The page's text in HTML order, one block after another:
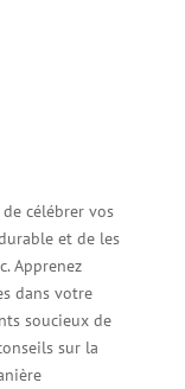
célébrer vos
et de les
Apprenez
dans votre
soucieux de
sur la